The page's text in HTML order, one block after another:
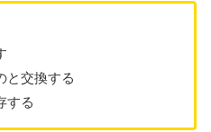
交換する
する